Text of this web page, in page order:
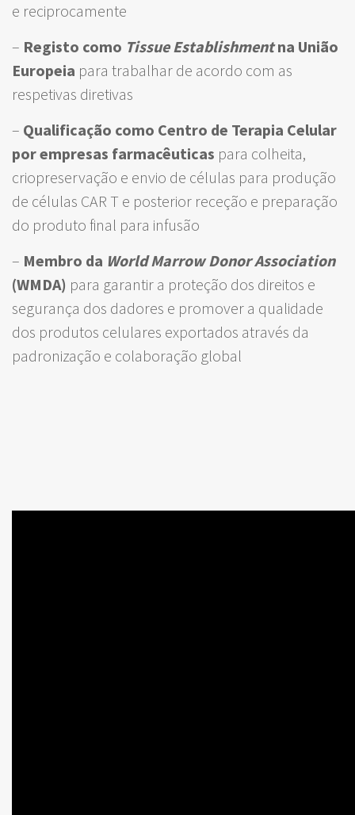
e reciprocamente
– Registo como Tissue Establishmentna União
Europeia para trabalhar de acordo com as
respetivas diretivas
– Qualificação como Centro de Terapia Celular
por empresas farmacêuticas para colheita,
criopreservação e envio de células para produção
de células CAR T e posterior receção e preparação
do produto final para infusão
– Membro da World Marrow Donor Association
(WMDA) para garantir a proteção dos direitos e
segurança dos dadores e promover a qualidade
dos produtos celulares exportados através da
padronização e colaboração global